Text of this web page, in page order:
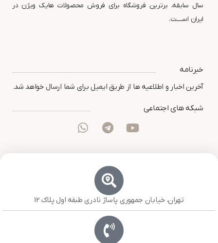
سال سابقه، برترین فروشگاه برای فروش محصولات هایک ویژن در
ایران اســــت.
خبرنامه
آخرین اخبار و اطلاعیه ها از طریق ایمیل برای شما ارسال خواهد شد.
شبکه های اجتماعی
تهران، خیابان جمهوری پاساژ نادری طبقه اول پلاک 12